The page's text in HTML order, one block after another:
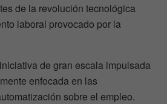
de la revolución tecnológica
laboral provocado por la
de gran escala impulsada
enfocada en las
sobre el empleo.